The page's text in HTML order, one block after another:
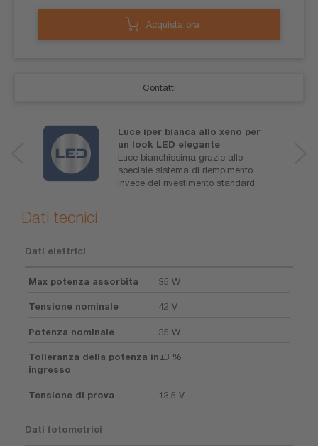
Acquista ora
Contatti
Luce iper bianca allo xeno per
un look LED elegante
Luce bianchissima grazie allo
speciale sistema di riempimento
invece del rivestimento standard
Dati tecnici
Dati elettrici
Max potenza assorbita 35 W
Tensione nominale 42 V
Potenza nominale 35 W
Tolleranza della potenza in
ingresso
±3 %
Tensione di prova 13,5 V
Dati fotometrici